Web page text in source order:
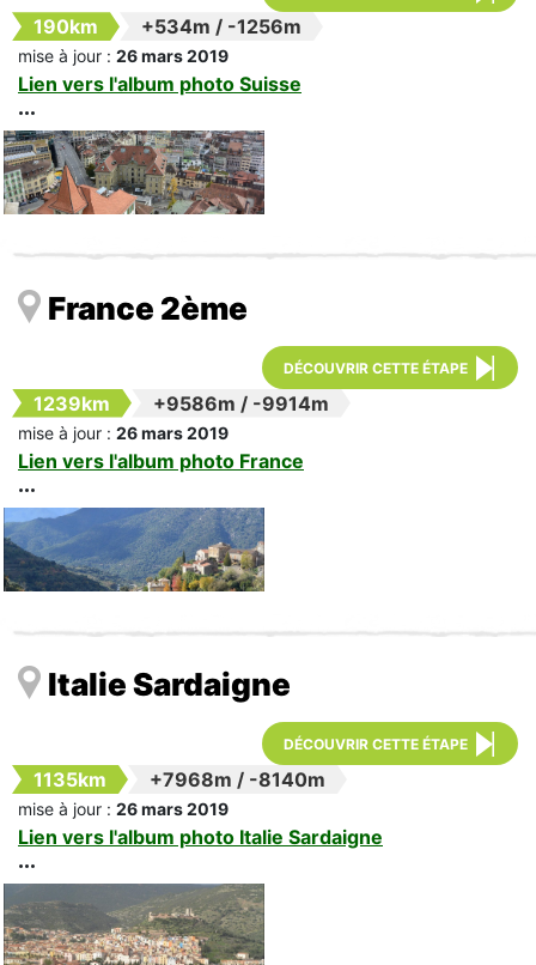
190km +534m / -1256m
mise à jour : 26 mars 2019
Lien vers l'album photo Suisse
France 2ème
DÉCOUVRIR CETTE ÉTAPE
1239km +9586m / -9914m
mise à jour : 26 mars 2019
Lien vers l'album photo France
Italie Sardaigne
DÉCOUVRIR CETTE ÉTAPE
1135km +7968m / -8140m
mise à jour : 26 mars 2019
Lien vers l'album photo Italie Sardaigne